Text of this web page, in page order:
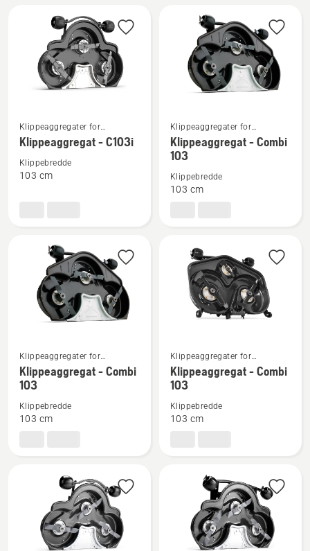
Se
flere
detaljer
om
Klippeaggregater for
frontklippere til bruk i
boligområder
Klippeaggregat - C103i
Klippebredde
103 cm
Se
flere
detaljer
om
Klippeaggregat
Klippeaggregater for
frontklippere til bruk i
boligområder
Klippeaggregat - Combi
103
Klippebredde
103 cm
Se
flere
detaljer
om
Klippeaggregat
Klippeaggregater for
frontklippere til bruk i
boligområder
Klippeaggregat - Combi
103
Klippebredde
103 cm
Se
flere
detaljer
om
Klippeaggregat
Klippeaggregater for
frontklippere til bruk i
boligområder
Klippeaggregat - Combi
103
Klippebredde
103 cm